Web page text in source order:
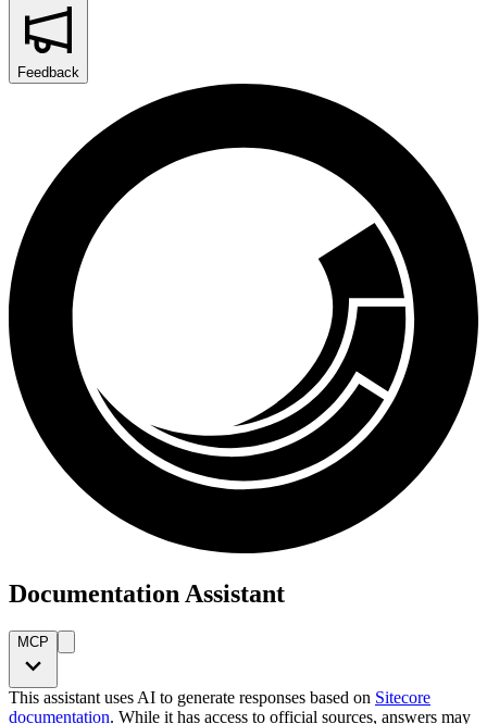
Feedback
Documentation Assistant
MCP
This assistant uses AI to generate responses based on Sitecore
documentation. While it has access to official sources, answers may